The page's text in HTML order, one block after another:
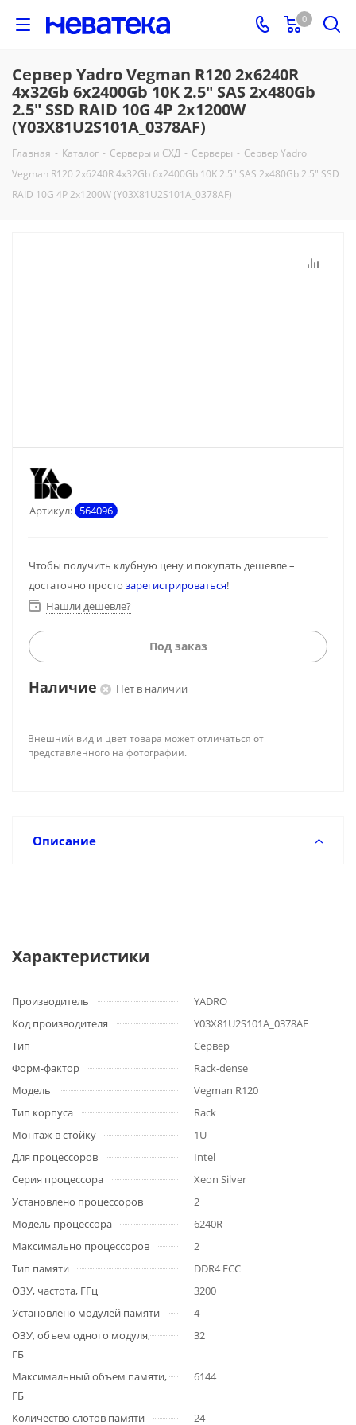
0
Сервер Yadro Vegman R120 2x6240R
4x32Gb 6x2400Gb 10K 2.5" SAS 2x480Gb
2.5" SSD RAID 10G 4P 2x1200W
(Y03X81U2S101A_0378AF)
Главная - Каталог - Серверы и СХД - Серверы - Сервер Yadro
Vegman R120 2x6240R 4x32Gb 6x2400Gb 10K 2.5" SAS 2x480Gb 2.5" SSD
RAID 10G 4P 2x1200W (Y03X81U2S101A_0378AF)
Артикул: 564096
Чтобы получить клубную цену и покупать дешевле –
достаточно просто зарегистрироваться!
Нашли дешевле?
Под заказ
Наличие Нет в наличии
Внешний вид и цвет товара может отличаться от
представленного на фотографии.
Описание
Характеристики
Производитель
YADRO
Код производителя
Y03X81U2S101A_0378AF
Тип
Сервер
Форм-фактор
Rack-dense
Модель
Vegman R120
Тип корпуса
Rack
Монтаж в стойку
1U
Для процессоров
Intel
Серия процессора
Xeon Silver
Установлено процессоров
2
Модель процессора
6240R
Максимально процессоров
2
Тип памяти
DDR4 ECC
ОЗУ, частота, ГГц
3200
Установлено модулей памяти
4
ОЗУ, объем одного модуля,
ГБ
32
Максимальный объем памяти,
ГБ
6144
Количество слотов памяти 24